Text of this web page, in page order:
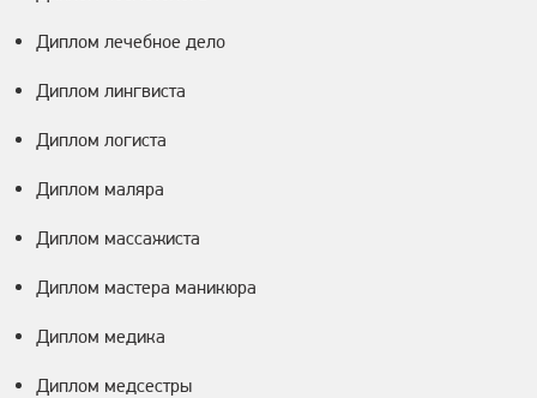
Диплом лечебное дело
Диплом лингвиста
Диплом логиста
Диплом маляра
Диплом массажиста
Диплом мастера маникюра
Диплом медика
Диплом медсестры